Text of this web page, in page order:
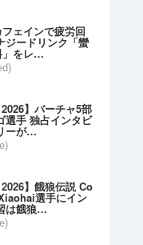
ェインで疲労回
ジードリンク「蠻
」をレ…
】バーチャ5部
選手 独占インタビ
ーが…
】餓狼伝説 Co
選手にイン
は餓狼…